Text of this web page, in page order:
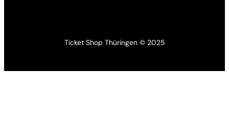
Ticket Shop Thüringen © 2025